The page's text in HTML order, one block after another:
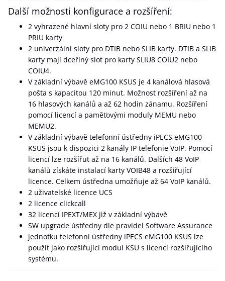
Další možnosti konfigurace a rozšíření:
2 vyhrazené hlavní sloty pro 2 COIU nebo 1 BRIU nebo 1
PRIU karty
2 univerzální sloty pro DTIB nebo SLIB karty. DTIB a SLIB
karty mají dceřiný slot pro karty SLIU8 COIU2 nebo
COIU4.
V základní výbavě eMG100 KSUS je 4 kanálová hlasová
pošta s kapacitou 120 minut. Možnost rozšíření až na
16 hlasových kanálů a až 62 hodin zánamu. Rozšíření
pomocí licencí a paměťovými moduly MEMU nebo
MEMU2.
V základní výbavě telefonní ústředny iPECS eMG100
KSUS jsou k dispozici 2 kanály IP telefonie VoIP. Pomocí
licencí lze rozšířut až na 16 kanálů. Dalších 48 VoIP
kanálů získáte instalací karty VOIB48 a rozšiřující
licence. Celkem ústředna umožňuje až 64 VoIP kanálů.
2 uživatelské licence UCS
2 licence clickcall
32 licencí IPEXT/MEX již v základní výbavě
SW upgrade ústředny dle pravidel Software Assurance
jednotku telefonní ústředny iPECS eMG100 KSUS lze
použít jako rozšiřující modul KSU s licencí rozšiřujícího
systému.